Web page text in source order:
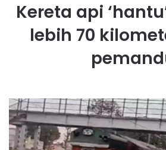
Kereta api
lebih 70